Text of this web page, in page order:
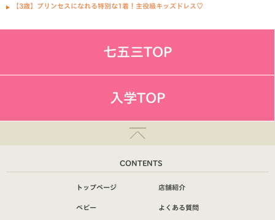
【3歳】プリンセスになれる特別な1着！主役級キッズドレス♡
七五三TOP
入学TOP
CONTENTS
トップページ
ベビー
店舗紹介
よくある質問